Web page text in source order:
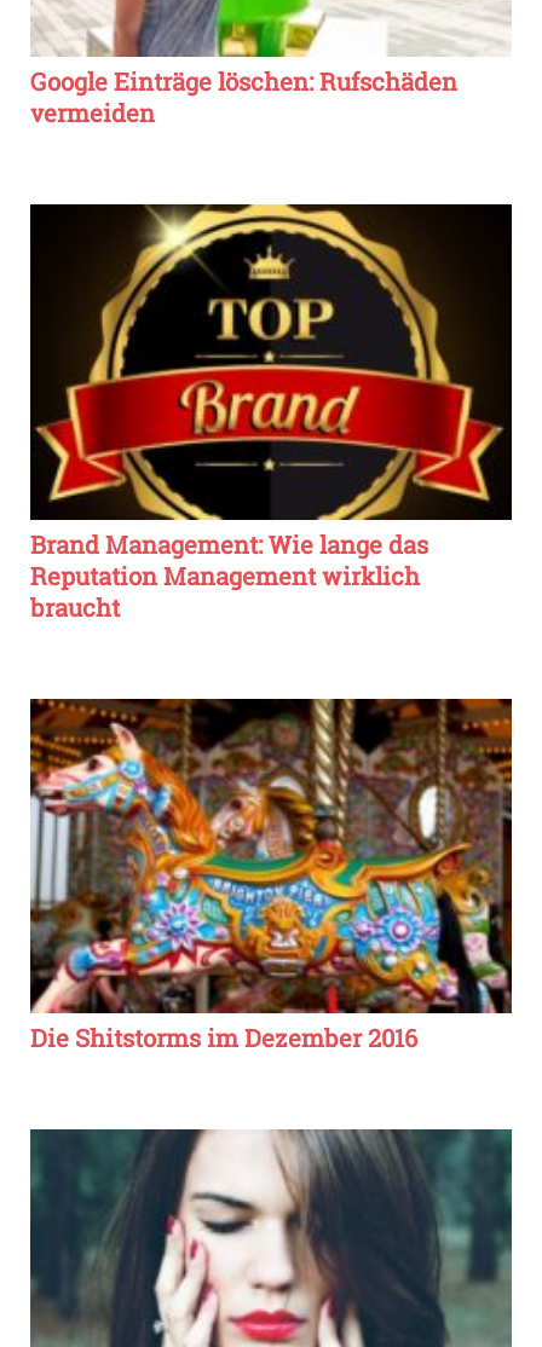
Google Einträge löschen: Rufschäden
vermeiden
Brand Management: Wie lange das
Reputation Management wirklich
braucht
Die Shitstorms im Dezember 2016